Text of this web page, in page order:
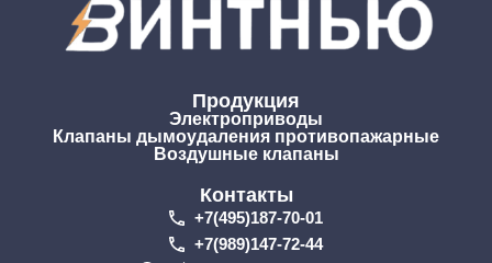
Продукция
Электроприводы
Клапаны дымоудаления противопажарные
Воздушные клапаны
Контакты
+7(495)187-70-01
+7(989)147-72-44